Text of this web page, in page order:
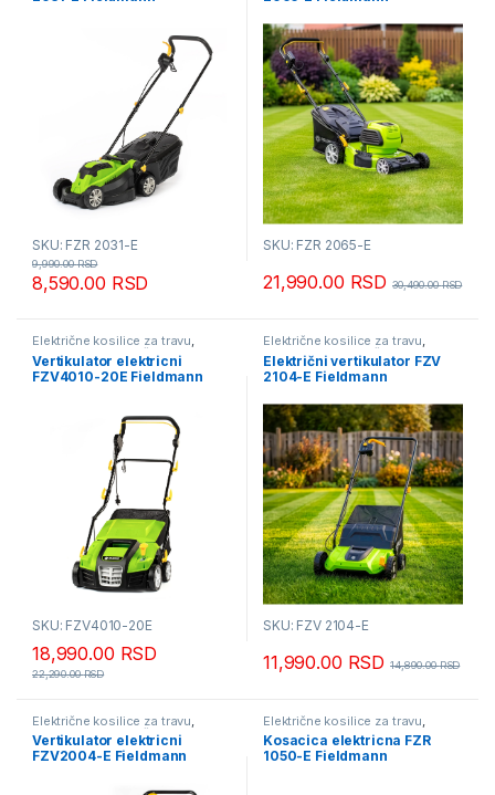
SKU: FZR 2031-E
8,590.00 RSD
9,990.00RSD
SKU: FZR 2065-E
21,990.00 RSD 30,490.00RSD
Električne kosilice za travu
Fieldmann - mesečna akcija
Kosilice za travu
Vertikulator elektricni
FZV4010-20E Fieldmann
SKU: FZV4010-20E
18,990.00 RSD
22,290.00RSD
Električne kosilice za travu
Fieldmann - mesečna akcija
Kosilice za travu
Električni vertikulator FZV
2104-E Fieldmann
SKU: FZV 2104-E
11,990.00 RSD 14,890.00RSD
Električne kosilice za travu
Fieldmann - mesečna akcija
Kosilice za travu
Vertikulator elektricni
FZV2004-E Fieldmann
Električne kosilice za travu
Kosilice za travu
Kosacica elektricna FZR
1050-E Fieldmann